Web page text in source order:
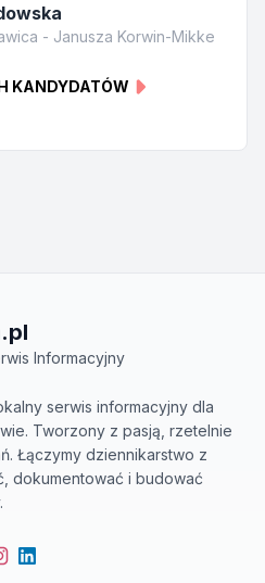
- Janusza Korwin-Mikke
KANDYDATÓW
Informacyjny
serwis informacyjny dla
Tworzony z pasją, rzetelnie
Łączymy dziennikarstwo z
dokumentować i budować
LinkedIn